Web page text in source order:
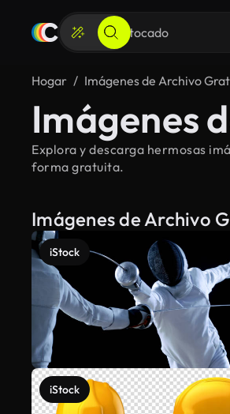
Hogar Imágenes de Archivo
Imágenes
Explora y descarga hermosas
forma gratuita.
Imágenes de Archivo
iStock
iStock